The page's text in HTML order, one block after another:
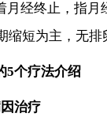
终止，指月经
缩短为主，无排
个疗法介绍
治疗